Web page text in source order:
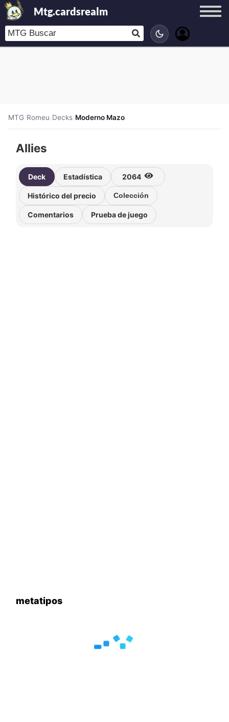
Mtg.cardsrealm
MTG/Romeu/Decks/Moderno Mazo
Allies
Deck Estadística 2064
Histórico del precio Colección
Comentarios Prueba de juego
metatipos